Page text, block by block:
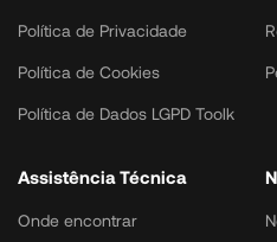
Política de Privacidade
Política de Cookies
Política de Dados LGPD Toolk
Assistência Técnica
Onde encontrar